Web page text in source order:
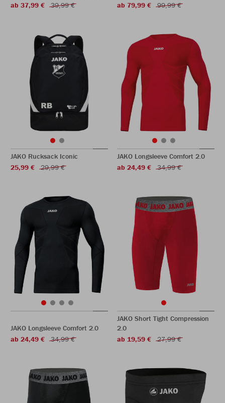
ab 37,99 €
39,99 €
ab 79,99 €
99,99 €
JAKO Rucksack Iconic
25,99 €
29,99 €
JAKO Longsleeve Comfort 2.0
ab 24,49 €
34,99 €
JAKO Longsleeve Comfort 2.0
ab 24,49 €
34,99 €
JAKO Short Tight Compression
2.0
ab 19,59 €
27,99 €